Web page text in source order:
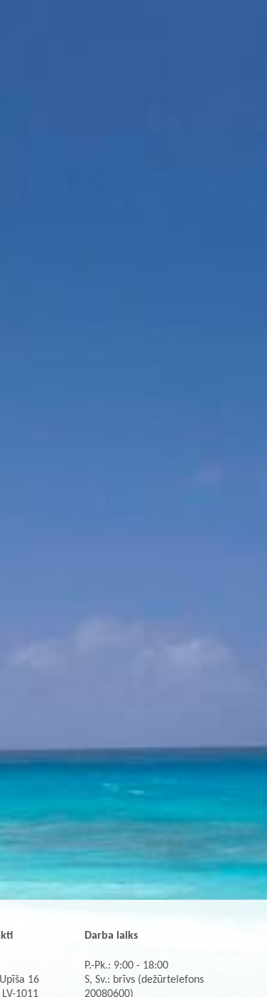
16
1011
Darba laiks
P.-Pk.: 9:00 - 18:00
S, Sv.: brīvs (dežūrtelefons
20080600)